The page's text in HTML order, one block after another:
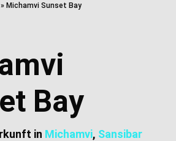
» Michamvi Sunset Bay
Bay
in Michamvi, Sansibar